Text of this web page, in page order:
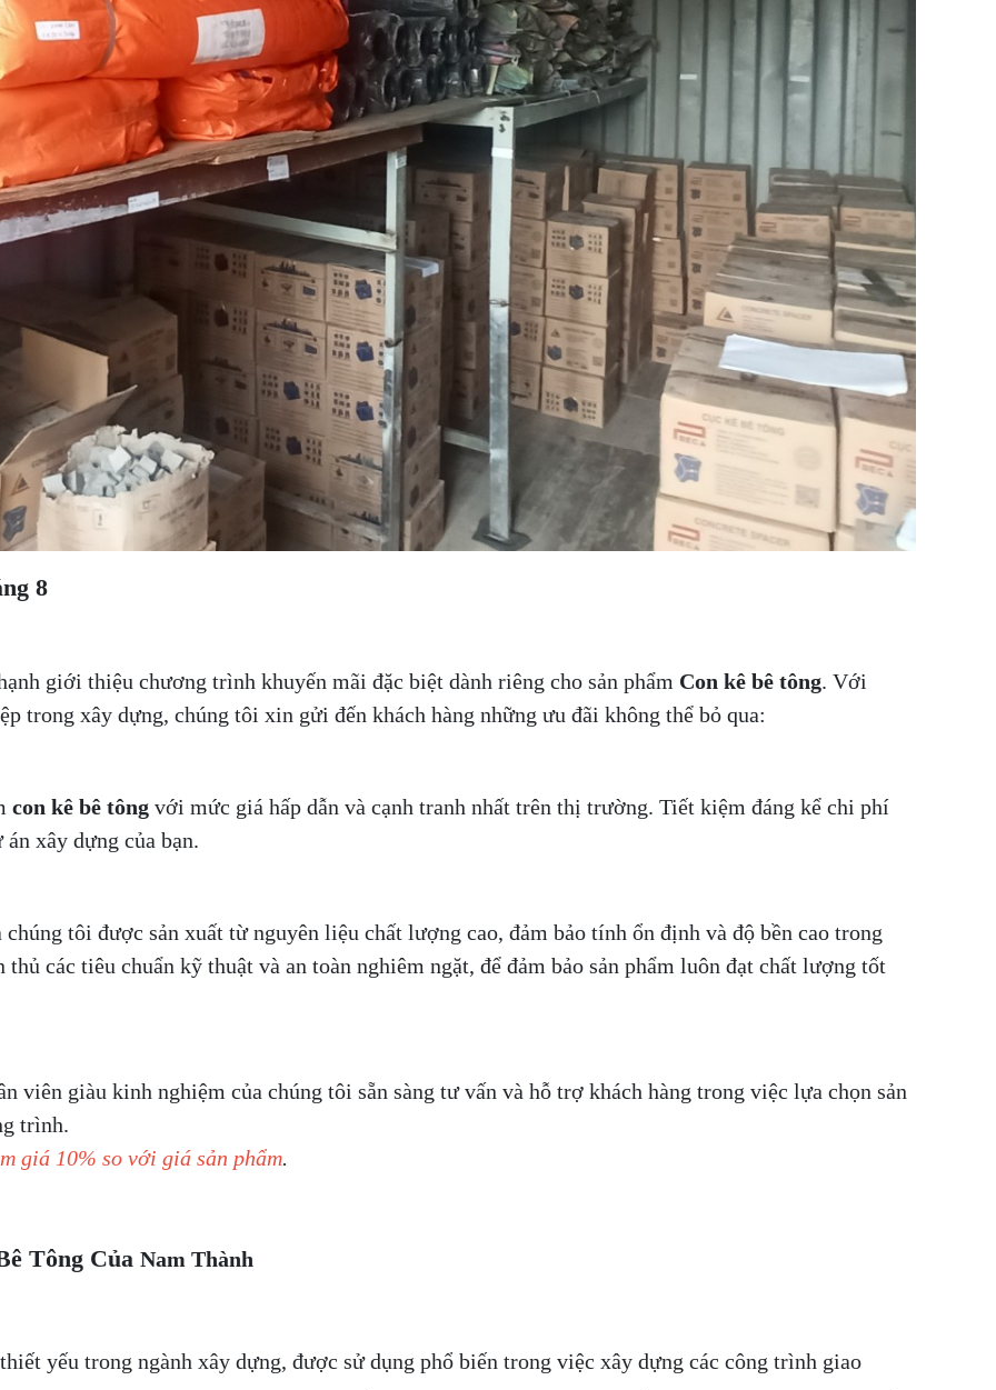
8
giới thiệu chương trình khuyến mãi đặc biệt dành riêng cho sản phẩm Con kê bê tông. Với
trong xây dựng, chúng tôi xin gửi đến khách hàng những ưu đãi không thể bỏ qua:
con kê bê tông với mức giá hấp dẫn và cạnh tranh nhất trên thị trường. Tiết kiệm đáng kể chi phí
xây dựng của bạn.
chúng tôi được sản xuất từ nguyên liệu chất lượng cao, đảm bảo tính ổn định và độ bền cao trong
các tiêu chuẩn kỹ thuật và an toàn nghiêm ngặt, để đảm bảo sản phẩm luôn đạt chất lượng tốt
viên giàu kinh nghiệm của chúng tôi sẵn sàng tư vấn và hỗ trợ khách hàng trong việc lựa chọn sản
trình.
giá 10% so với giá sản phẩm.
Tông Của Nam Thành
yếu trong ngành xây dựng, được sử dụng phổ biến trong việc xây dựng các công trình giao